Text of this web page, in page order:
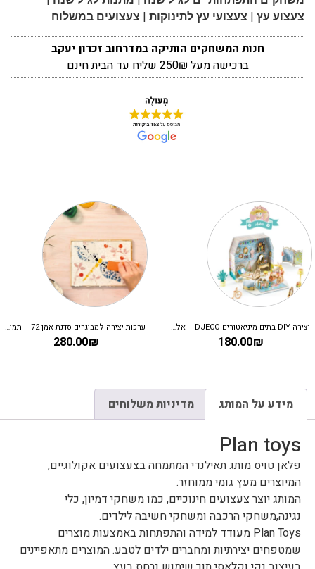
צעצוע עץ | צעצועי עץ לתינוקות | צעצועים במשלוח
חנות המשחקים הותיקה במדרחוב זכרון יעקב
ברכישה מעל 250₪ שליח עד הבית חינם
יצירה DIY בתים מיניאטורים DJECO – אלבה
180.00₪
ערכות יצירה למבוגרים סדנת אמן 72 – תמונת פסיפס
280.00₪
מידע על המותג מדיניות משלוחים
Plan toys
פלאן טויס מותג תאילנדי המתמחה בצעצועים אקולוגיים,
המיוצרים מעץ גומי ממוחזר.
המותג יוצר צעצועים חינוכיים, כמו משחקי דמיון, כלי
נגינה,משחקי הרכבה ומשחקי חשיבה לילדים.
Plan Toys מעודד למידה והתפתחות באמצעות מוצרים
שמטפחים יצירתיות ומחברים ילדים לטבע. המוצרים מתאפיינים